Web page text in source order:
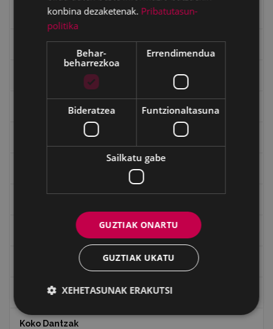
Errepublika
Gerra Zibilaren Interpretazio Zentroa
Gerrako umeak
Ignacio Zuloaga (1870-2020)
Indalecio Ojanguren, Gipuzkoako Foru Aldundia
Juan Antonio Palacios HARRIA
Julen Zabaletaren marrazkiak
Koko Dantzak
konbina dezaketenak. Pribatutasun-
politika
Behar-
beharrezkoa
Errendimendua
Bideratzea Funtzionaltasuna
Sailkatu gabe
GUZTIAK ONARTU
GUZTIAK UKATU
XEHETASUNAK ERAKUTSI